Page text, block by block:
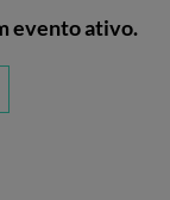
evento ativo.